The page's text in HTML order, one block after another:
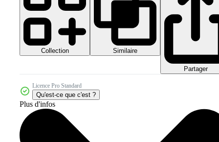
Collection Similaire
Partager
Licence Pro Standard
Qu'est-ce que c'est ?
Plus d'infos